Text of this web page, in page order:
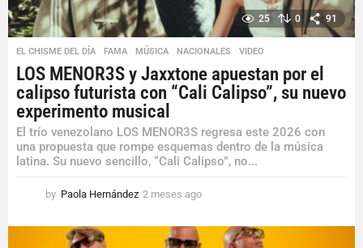
25 0 91
EL CHISME DEL DÍA ,FAMA ,MÚSICA ,NACIONALES ,VIDEO
LOS MENOR3S y Jaxxtone apuestan por el
calipso futurista con “Cali Calipso”, su nuevo
experimento musical
El trío venezolano LOS MENOR3S regresa este 2026 con
una propuesta que rompe esquemas dentro de la música
latina. Su nuevo sencillo, “Cali Calipso”, no...
by Paola Hernández 2 meses ago
e
s